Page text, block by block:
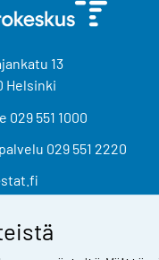
13
Helsinki
029 551 1000
029 551 2220